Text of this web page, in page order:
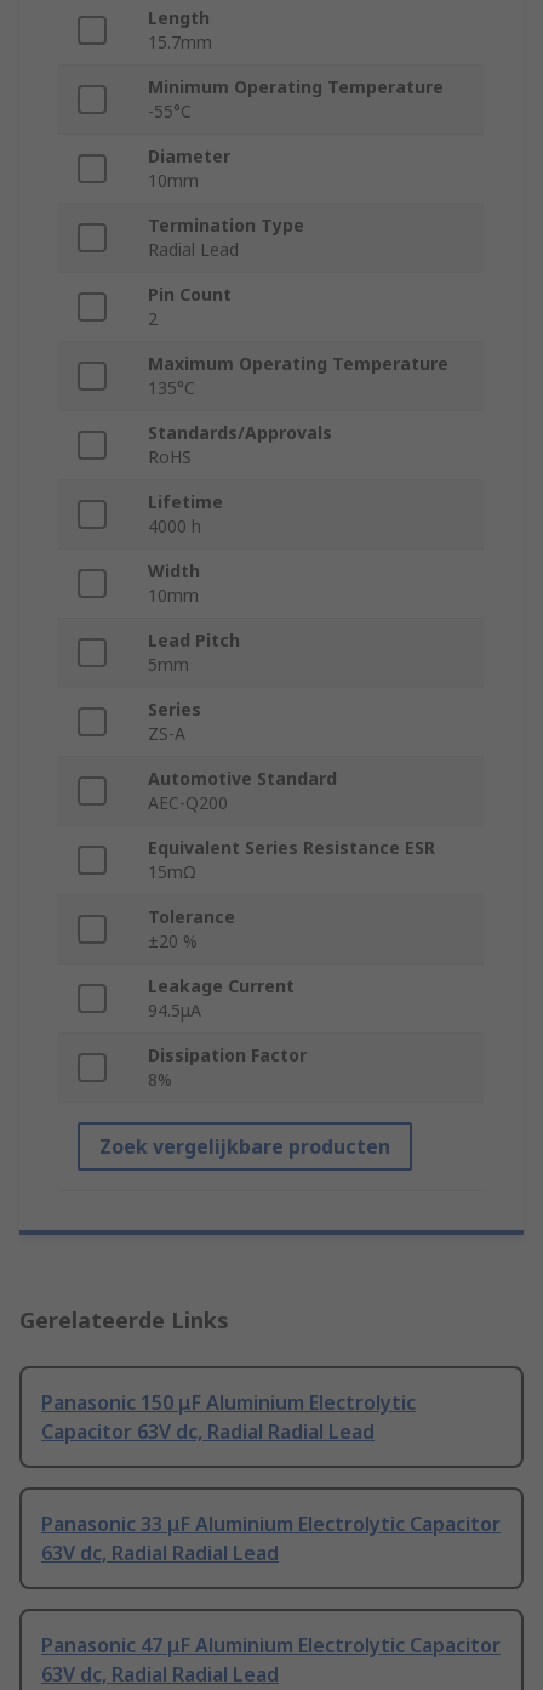
Length
15.7mm
Minimum Operating Temperature
-55°C
Diameter
10mm
Termination Type
Radial Lead
Pin Count
2
Maximum Operating Temperature
135°C
Standards/Approvals
RoHS
Lifetime
4000 h
Width
10mm
Lead Pitch
5mm
Series
ZS-A
Automotive Standard
AEC-Q200
Equivalent Series Resistance ESR
15mΩ
Tolerance
±20 %
Leakage Current
94.5μA
Dissipation Factor
8%
Zoek vergelijkbare producten
Gerelateerde Links
Panasonic 150 μF Aluminium Electrolytic
Capacitor 63V dc, Radial Radial Lead
Panasonic 33 μF Aluminium Electrolytic Capacitor
63V dc, Radial Radial Lead
Panasonic 47 μF Aluminium Electrolytic Capacitor
63V dc, Radial Radial Lead